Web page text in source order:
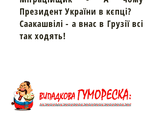
Президент України в кєпці?
Саакашвілі - а внас в Грузії всі
так ходять!